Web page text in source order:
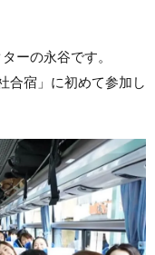
ーの永谷です。
合宿」に初めて参加し